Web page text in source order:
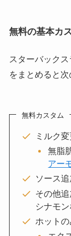
無料の基本カ
スターバック
をまとめると次
無料カスタム
ミルク
無脂
アー
ソース
その他
シナモン
ホット